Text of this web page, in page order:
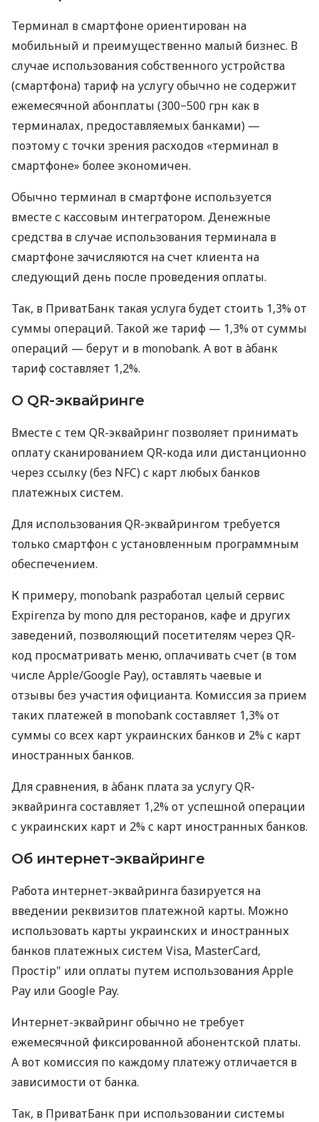
Терминал в смартфоне ориентирован на
мобильный и преимущественно малый бизнес. В
случае использования собственного устройства
(смартфона) тариф на услугу обычно не содержит
ежемесячной абонплаты (300−500 грн как в
терминалах, предоставляемых банками) —
поэтому с точки зрения расходов «терминал в
смартфоне» более экономичен.
Обычно терминал в смартфоне используется
вместе с кассовым интегратором. Денежные
средства в случае использования терминала в
смартфоне зачисляются на счет клиента на
следующий день после проведения оплаты.
Так, в ПриватБанк такая услуга будет стоить 1,3% от
суммы операций. Такой же тариф — 1,3% от суммы
операций — берут и в monobank. А вот в àбанк
тариф составляет 1,2%.
О QR-эквайринге
Вместе с тем QR-эквайринг позволяет принимать
оплату сканированием QR-кода или дистанционно
через ссылку (без NFC) с карт любых банков
платежных систем.
Для использования QR-эквайрингом требуется
только смартфон с установленным программным
обеспечением.
К примеру, monobank разработал целый сервис
Expirenza by mono для ресторанов, кафе и других
заведений, позволяющий посетителям через QR-
код просматривать меню, оплачивать счет (в том
числе Apple/Google Pay), оставлять чаевые и
отзывы без участия официанта. Комиссия за прием
таких платежей в monobank составляет 1,3% от
суммы со всех карт украинских банков и 2% с карт
иностранных банков.
Для сравнения, в àбанк плата за услугу QR-
эквайринга составляет 1,2% от успешной операции
с украинских карт и 2% с карт иностранных банков.
Об интернет-эквайринге
Работа интернет-эквайринга базируется на
введении реквизитов платежной карты. Можно
использовать карты украинских и иностранных
банков платежных систем Visa, MasterCard,
Простір" или оплаты путем использования Apple
Pay или Google Pay.
Интернет-эквайринг обычно не требует
ежемесячной фиксированной абонентской платы.
А вот комиссия по каждому платежу отличается в
зависимости от банка.
Так, в ПриватБанк при использовании системы